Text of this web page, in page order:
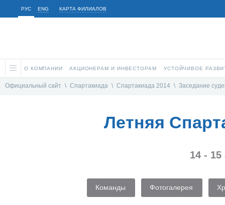
РУС ENG КАРТА ФИЛИАЛОВ
О КОМПАНИИ АКЦИОНЕРАМ И ИНВЕСТОРАМ УСТОЙЧИВОЕ
Официальный сайт \ Спартакиада \ Спартакиада 2014 \ Заседание
Летняя
14 - 15
Команды Фотогалерея